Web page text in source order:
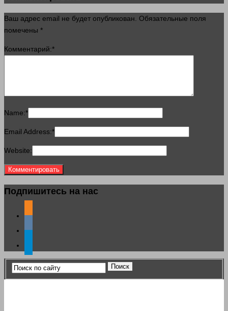
Ваш адрес email не будет опубликован. Обязательные поля
помечены *
Комментарий:*
Name:*
Email Address:*
Website:
Подпишитесь на нас